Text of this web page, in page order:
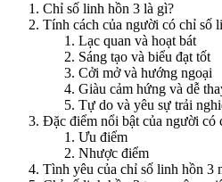
Chỉ số linh hồn 3 là gì?
Tính cách của người có chỉ số
Lạc quan và hoạt bát
Sáng tạo và biểu đạt tốt
Cởi mở và hướng ngoại
Giàu cảm hứng và dễ
Tự do và yêu sự trải
Đặc điểm nổi bật của người có
Ưu điểm
Nhược điểm
Tình yêu của chỉ số linh hồn 3